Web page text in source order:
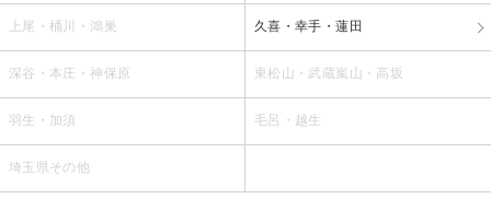
上尾・桶川・鴻巣 久喜・幸手・蓮田
深谷・本庄・神保原 東松山・武蔵嵐山・高坂
羽生・加須 毛呂・越生
埼玉県その他